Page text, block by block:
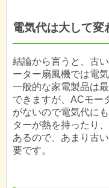
電気代は大して変
結論から言うと、古
ーター扇風機では電
一般的な家電製品は
できますが、ACモー
がないので電気代に
ターが熱を持ったり
あるので、あまり古
要です。